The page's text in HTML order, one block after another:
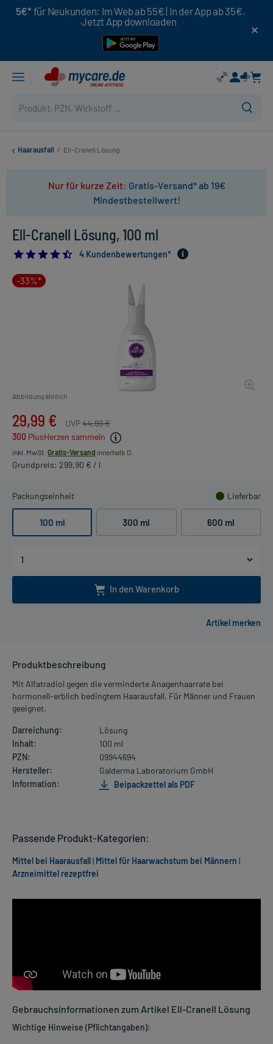
5€* für Neukunden: Im Web ab 55€ | In der App ab 35€.
Jetzt App downloaden
Haarausfall / Ell-Cranell Lösung
Nur für kurze Zeit: Gratis-Versand* ab 19€
Mindestbestellwert!
Ell-Cranell Lösung, 100 ml
4.5
4 Kundenbewertungen*
-33%*
Abbildung ähnlich
29,99 € UVP44,99 €
300 PlusHerzen sammeln
inkl. MwSt. Gratis-Versand innerhalb D.
Grundpreis: 299,90 € / l
Packungseinheit Lieferbar
100 ml 300 ml 600 ml
In den Warenkorb
Produktbeschreibung
Mit Alfatradiol gegen die verminderte Anagenhaarrate bei
hormonell-erblich bedingtem Haarausfall. Für Männer und Frauen
geeignet.
Darreichung:
Lösung
Inhalt:
100 ml
PZN:
09944694
Hersteller:
Galderma Laboratorium GmbH
Information:
Beipackzettel als PDF
Gebrauchsinformationen zum Artikel Ell-Cranell Lösung
Wichtige Hinweise (Pflichtangaben):
Passende Produkt-Kategorien:
Mittel bei Haarausfall| Mittel für Haarwachstum bei Männern |
Arzneimittel rezeptfrei